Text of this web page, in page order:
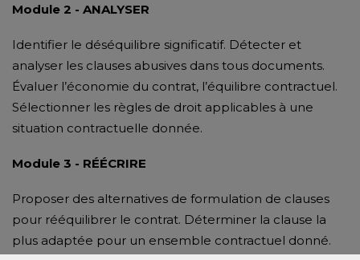
Module 2 - ANALYSER
Identifier le déséquilibre significatif. Détecter et
analyser les clauses abusives dans tous documents.
Évaluer l’économie du contrat, l’équilibre contractuel.
Sélectionner les règles de droit applicables à une
situation contractuelle donnée.
Module 3 - RÉÉCRIRE
Proposer des alternatives de formulation de clauses
pour rééquilibrer le contrat. Déterminer la clause la
plus adaptée pour un ensemble contractuel donné.